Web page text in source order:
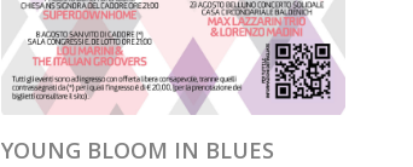
YOUNG BLOOM IN BLUES